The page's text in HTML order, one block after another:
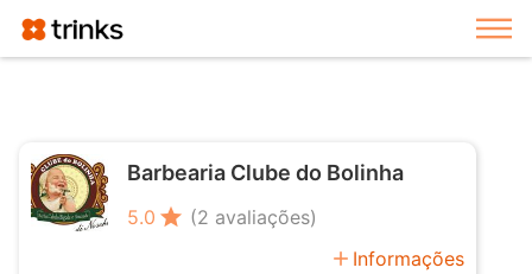
Barbearia Clube do Bolinha
5.0 star (2 avaliações)
add Informações